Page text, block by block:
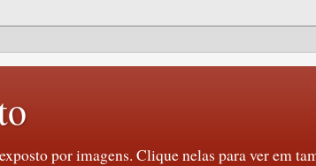
por imagens. Clique nelas para ver em